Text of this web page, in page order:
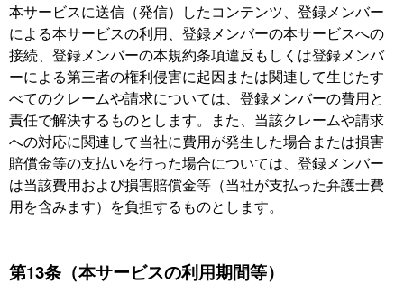
本サービスに送信（発信）したコンテンツ、登録メンバー
による本サービスの利用、登録メンバーの本サービスへの
接続、登録メンバーの本規約条項違反もしくは登録メンバ
ーによる第三者の権利侵害に起因または関連して生じたす
べてのクレームや請求については、登録メンバーの費用と
責任で解決するものとします。また、当該クレームや請求
への対応に関連して当社に費用が発生した場合または損害
賠償金等の支払いを行った場合については、登録メンバー
は当該費用および損害賠償金等（当社が支払った弁護士費
用を含みます）を負担するものとします。
第13条（本サービスの利用期間等）